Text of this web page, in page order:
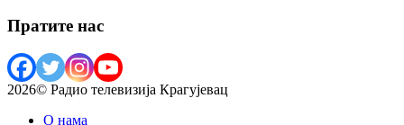
Пратите нас
2026© Радио телевизија Крагујевац
О нама